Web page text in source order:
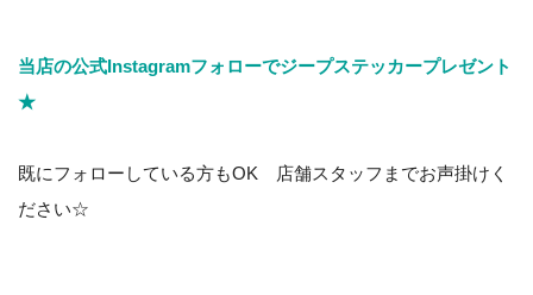
当店の公式Instagramフォローでジープステッカープレゼント
★
既にフォローしている方もOK 店舗スタッフまでお声掛けく
ださい☆